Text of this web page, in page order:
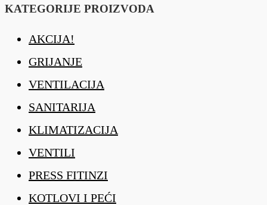
KATEGORIJE PROIZVODA
AKCIJA!
GRIJANJE
VENTILACIJA
SANITARIJA
KLIMATIZACIJA
VENTILI
PRESS FITINZI
KOTLOVI I PEĆI